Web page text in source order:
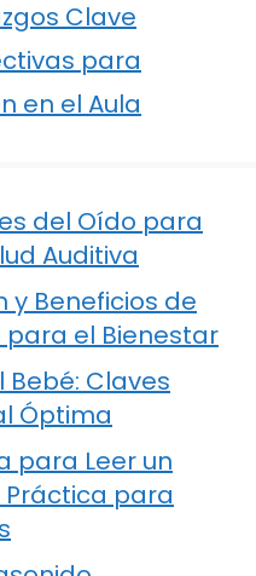
Clave
para
en el Aula
del Oído para
Auditiva
y Beneficios de
para el Bienestar
Bebé: Claves
Óptima
para Leer un
Práctica para